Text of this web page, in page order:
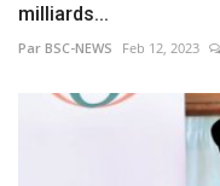
milliards...
Par BSC-NEWS Feb 12, 2023